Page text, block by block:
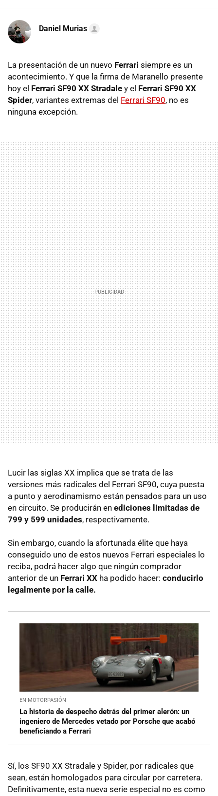
Daniel Murias
La presentación de un nuevo Ferrari siempre es un
acontecimiento. Y que la firma de Maranello presente
hoy el Ferrari SF90 XX Stradale y el Ferrari SF90 XX
Spider, variantes extremas del Ferrari SF90, no es
ninguna excepción.
Lucir las siglas XX implica que se trata de las
versiones más radicales del Ferrari SF90, cuya puesta
a punto y aerodinamismo están pensados para un uso
en circuito. Se producirán en ediciones limitadas de
799 y 599 unidades, respectivamente.
Sin embargo, cuando la afortunada élite que haya
conseguido uno de estos nuevos Ferrari especiales lo
reciba, podrá hacer algo que ningún comprador
anterior de un Ferrari XX ha podido hacer: conducirlo
legalmente por la calle.
EN MOTORPASIÓN
La historia de despecho detrás del primer alerón: un
ingeniero de Mercedes vetado por Porsche que acabó
beneficiando a Ferrari
Sí, los SF90 XX Stradale y Spider, por radicales que
sean, están homologados para circular por carretera.
Definitivamente, esta nueva serie especial no es como